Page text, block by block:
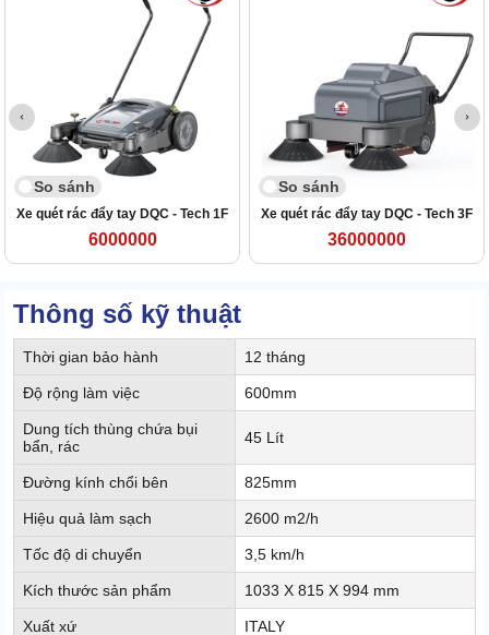
So sánh
Xe quét rác đẩy tay DQC - Tech 1F
6000000
So sánh
Xe quét rác đẩy tay DQC - Tech 3F
36000000
Thông số kỹ thuật
Thời gian bảo hành 12 tháng
Độ rộng làm việc 600mm
Dung tích thùng chứa bụi
bẩn, rác
45 Lít
Đường kính chổi bên 825mm
Hiệu quả làm sạch 2600 m2/h
Tốc độ di chuyển 3,5 km/h
Kích thước sản phẩm 1033 X 815 X 994 mm
Xuất xứ ITALY